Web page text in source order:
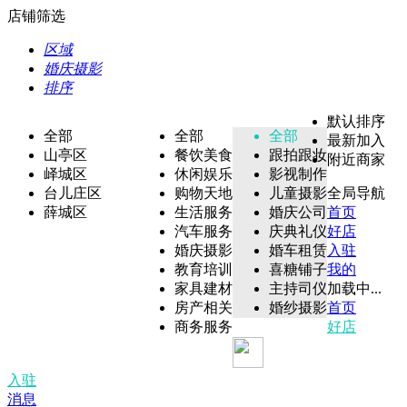
店铺筛选
区域
婚庆摄影
排序
全部
山亭区
峄城区
台儿庄区
薛城区
全部
餐饮美食
休闲娱乐
购物天地
生活服务
汽车服务
婚庆摄影
教育培训
家具建材
房产相关
商务服务
全部
跟拍跟妆
影视制作
儿童摄影
婚庆公司
庆典礼仪
婚车租赁
喜糖铺子
主持司仪
婚纱摄影
默认排序
最新加入
附近商家
全局导航
首页
好店
入驻
我的
加载中...
首页
好店
入驻
消息